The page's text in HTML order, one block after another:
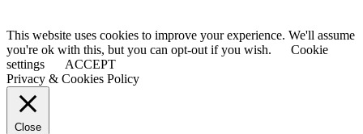
This website uses cookies to improve your experience. We'll assume
you're ok with this, but you can opt-out if you wish.
Cookie
settings
ACCEPT
Privacy & Cookies Policy
Close